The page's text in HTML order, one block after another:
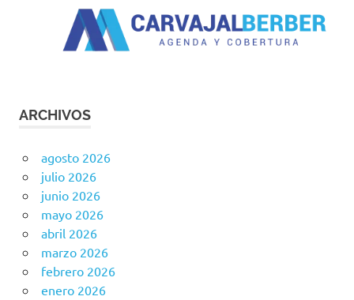
ARCHIVOS
agosto 2026
julio 2026
junio 2026
mayo 2026
abril 2026
marzo 2026
febrero 2026
enero 2026